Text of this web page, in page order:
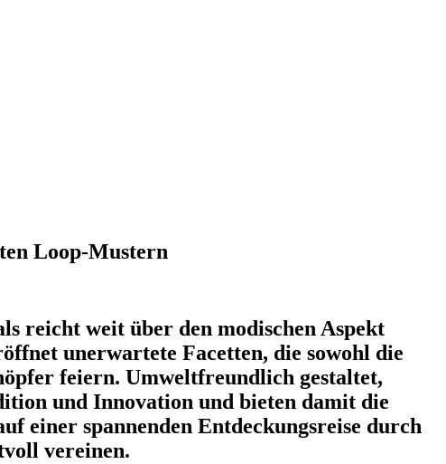
Loop-Mustern
reicht weit über den modischen Aspekt
unerwartete Facetten, die sowohl die
feiern. Umweltfreundlich gestaltet,
und Innovation und bieten damit die
einer spannenden Entdeckungsreise durch
vereinen.